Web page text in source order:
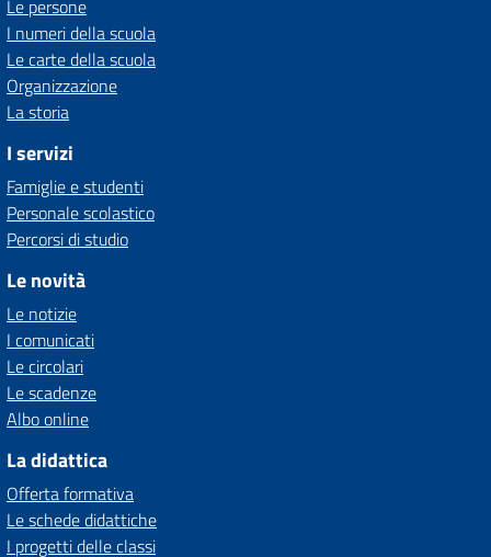
Le persone
I numeri della scuola
Le carte della scuola
Organizzazione
La storia
I servizi
Famiglie e studenti
Personale scolastico
Percorsi di studio
Le novità
Le notizie
I comunicati
Le circolari
Le scadenze
Albo online
La didattica
Offerta formativa
Le schede didattiche
I progetti delle classi